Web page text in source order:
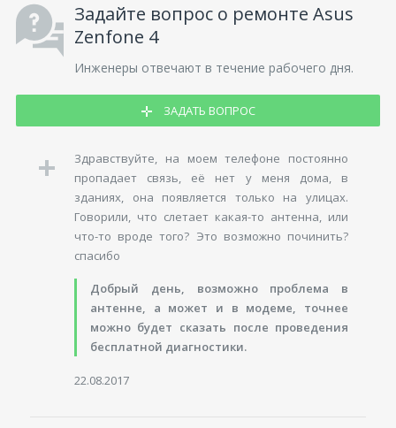
Задайте вопрос о ремонте Asus
Zenfone 4
Инженеры отвечают в течение рабочего дня.
ЗАДАТЬ ВОПРОС
Здравствуйте, на моем телефоне постоянно
пропадает связь, её нет у меня дома, в
зданиях, она появляется только на улицах.
Говорили, что слетает какая-то антенна, или
что-то вроде того? Это возможно починить?
спасибо
Добрый день, возможно проблема в
антенне, а может и в модеме, точнее
можно будет сказать после проведения
бесплатной диагностики.
22.08.2017